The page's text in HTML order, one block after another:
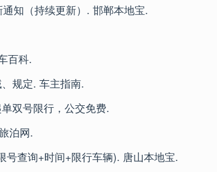
知（持续更新）. 邯郸本地宝.
百科.
规定. 车主指南.
双号限行，公交免费.
泊网.
号查询+时间+限行车辆). 唐山本地宝.